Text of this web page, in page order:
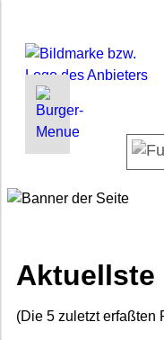
INFORMATIONEN | SUCHEN
Autorenverzeichnis
Datenschutz
Impressum
LOGIN
Aktuellste
(Die 5 zuletzt erfaßten